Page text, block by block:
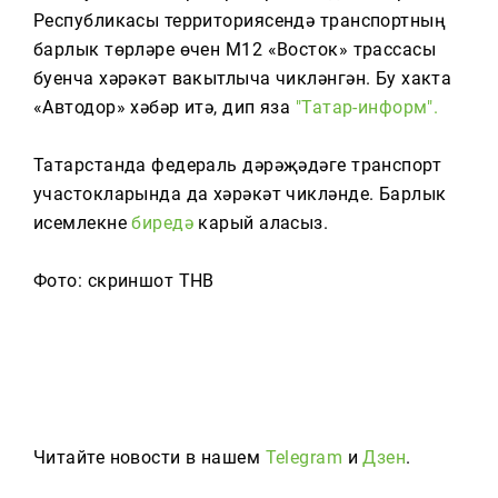
Республикасы территориясендә транспортның
барлык төрләре өчен М12 «Восток» трассасы
буенча хәрәкәт вакытлыча чикләнгән. Бу хакта
«Автодор» хәбәр итә, дип яза "Татар-информ".
Татарстанда федераль дәрәҗәдәге транспорт
участокларында да хәрәкәт чикләнде. Барлык
исемлекнебиредә карый аласыз.
Фото: скриншот ТНВ
Читайте новости в нашем Telegram иДзен.